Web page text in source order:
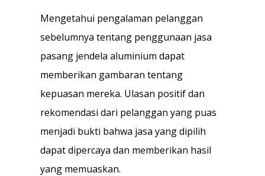
Mengetahui pengalaman pelanggan
sebelumnya tentang penggunaan jasa
pasang jendela aluminium dapat
memberikan gambaran tentang
kepuasan mereka. Ulasan positif dan
rekomendasi dari pelanggan yang puas
menjadi bukti bahwa jasa yang dipilih
dapat dipercaya dan memberikan hasil
yang memuaskan.